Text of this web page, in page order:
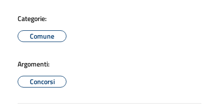
Categorie:
Comune
Argomenti:
Concorsi